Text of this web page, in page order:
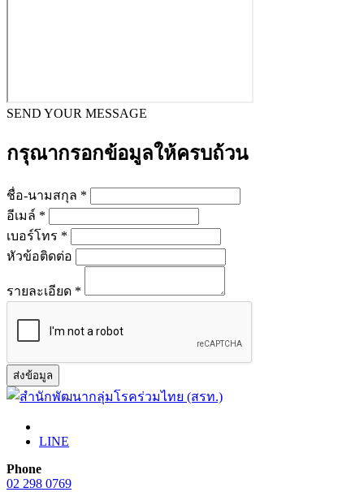
SEND YOUR MESSAGE
กรุณากรอกข้อมูลให้ครบถ้วน
ชื่อ-นามสกุล *
อีเมล์ *
เบอร์โทร *
หัวข้อติดต่อ
รายละเอียด *
ส่งข้อมูล
LINE
Phone
02 298 0769